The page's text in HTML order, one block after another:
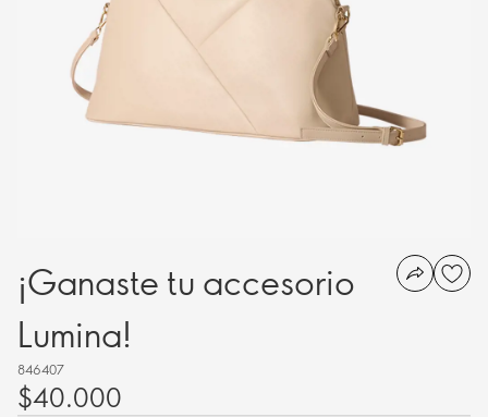
¡Ganaste tu accesorio
Lumina!
846407
$40.000